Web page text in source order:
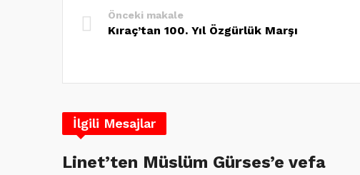
Önceki makale
Kıraç’tan 100. Yıl Özgürlük Marşı
İlgili Mesajlar
Linet’ten Müslüm Gürses’e vefa